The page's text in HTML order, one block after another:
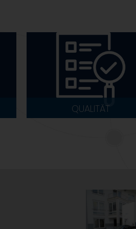
QUALITÄT